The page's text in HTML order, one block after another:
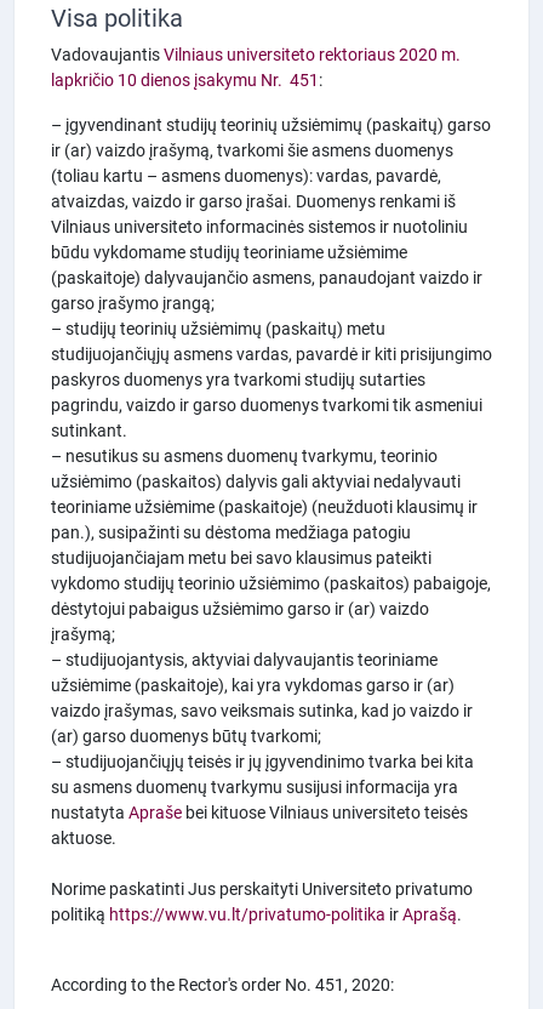
Visa politika
VadovaujantisVilniaus universiteto rektoriaus 2020 m.
lapkričio 10 dienos įsakymu Nr. 451 :
– įgyvendinant studijų teorinių užsiėmimų (paskaitų) garso
ir (ar) vaizdo įrašymą, tvarkomi šie asmens duomenys
(toliau kartu – asmens duomenys): vardas, pavardė,
atvaizdas, vaizdo ir garso įrašai. Duomenys renkami iš
Vilniaus universiteto informacinės sistemos ir nuotoliniu
būdu vykdomame studijų teoriniame užsiėmime
(paskaitoje) dalyvaujančio asmens, panaudojant vaizdo ir
garso įrašymo įrangą;
– studijų teorinių užsiėmimų (paskaitų) metu
studijuojančiųjų asmens vardas, pavardė ir kiti prisijungimo
paskyros duomenys yra tvarkomi studijų sutarties
pagrindu, vaizdo ir garso duomenys tvarkomi tik asmeniui
sutinkant.
– nesutikus su asmens duomenų tvarkymu, teorinio
užsiėmimo (paskaitos) dalyvis gali aktyviai nedalyvauti
teoriniame užsiėmime (paskaitoje) (neužduoti klausimų ir
pan.), susipažinti su dėstoma medžiaga patogiu
studijuojančiajam metu bei savo klausimus pateikti
vykdomo studijų teorinio užsiėmimo (paskaitos) pabaigoje,
dėstytojui pabaigus užsiėmimo garso ir (ar) vaizdo
įrašymą;
– studijuojantysis, aktyviai dalyvaujantis teoriniame
užsiėmime (paskaitoje), kai yra vykdomas garso ir (ar)
vaizdo įrašymas, savo veiksmais sutinka, kad jo vaizdo ir
(ar) garso duomenys būtų tvarkomi;
– studijuojančiųjų teisės ir jų įgyvendinimo tvarka bei kita
su asmens duomenų tvarkymu susijusi informacija yra
nustatyta Apraše bei kituose Vilniaus universiteto teisės
aktuose.
Norime paskatinti Jus perskaityti Universiteto privatumo
politiką https://www.vu.lt/privatumo-politika irAprašą.
According to the Rector's order No. 451, 2020: